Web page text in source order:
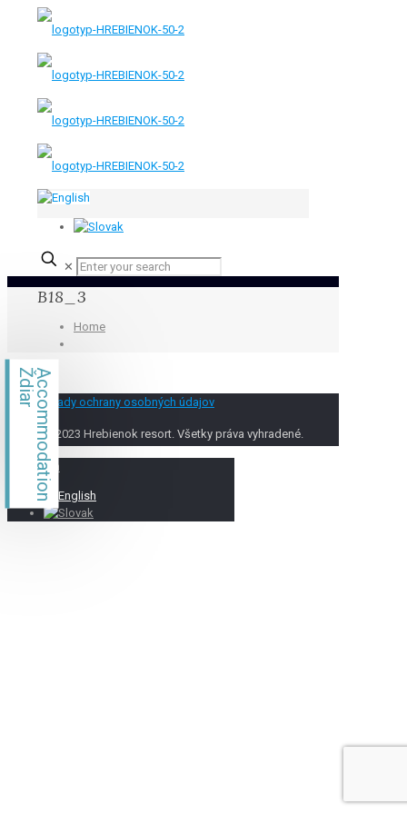
✕
B18_3
Home
Zásady ochrany osobných údajov
Accommodation
Ždiar
© 2023 Hrebienok resort. Všetky práva vyhradené.